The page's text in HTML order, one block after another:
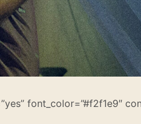
font_color=”#f2f1e9″